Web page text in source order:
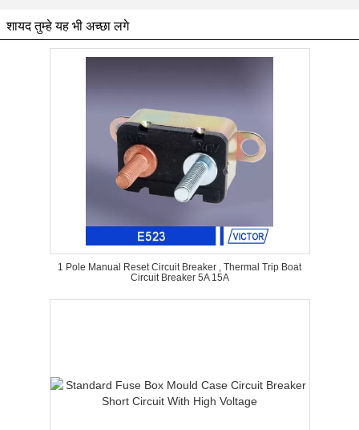
शायद तुम्हे यह भी अच्छा लगे
1 Pole Manual Reset Circuit Breaker , Thermal Trip Boat
Circuit Breaker 5A 15A